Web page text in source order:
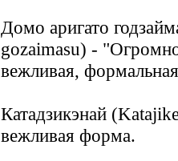
Домо аригато
gozaimasu) -
вежливая,
Катадзикэнай
вежливая форма.